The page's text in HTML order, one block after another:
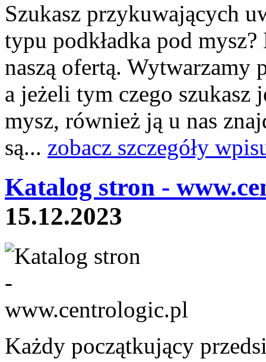
Szukasz przykuwających
typu podkładka pod
naszą ofertą. Wytwarzamy
a jeżeli tym czego szukasz
mysz, również ją u nas
są... zobacz szczegóły
Katalog stron -
15.12.2023
Każdy początkujący